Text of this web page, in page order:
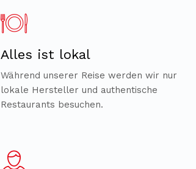
Alles ist lokal
Während unserer Reise werden wir nur
lokale Hersteller und authentische
Restaurants besuchen.